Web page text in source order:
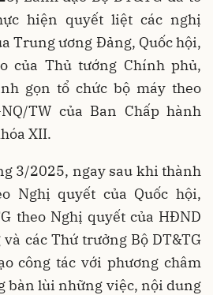
hiện quyết liệt các nghị
Trung ương Đảng, Quốc hội,
của Thủ tướng Chính phủ,
gọn tổ chức bộ máy theo
TW của Ban Chấp hành
XII.
3/2025, ngay sau khi thành
Nghị quyết của Quốc hội,
theo Nghị quyết của HĐND
các Thứ trưởng Bộ DT&TG
công tác với phương châm
bàn lùi những việc, nội dung